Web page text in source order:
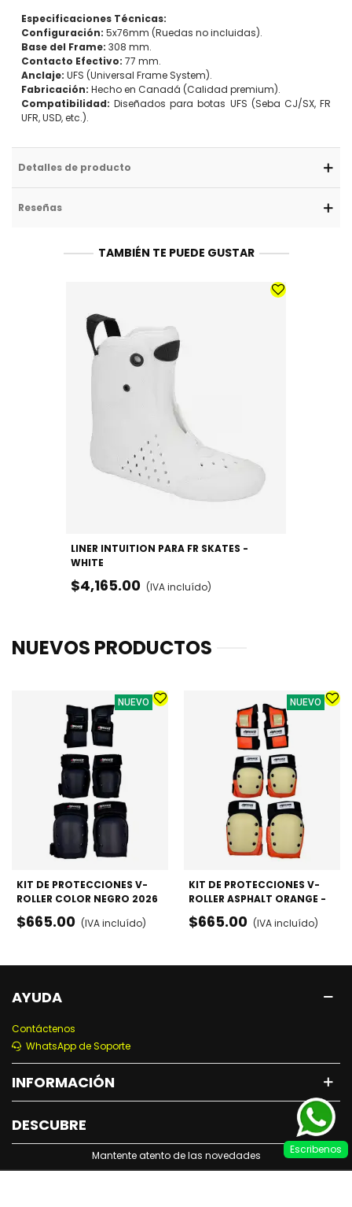
Especificaciones Técnicas:
Configuración: 5x76mm (Ruedas no incluidas).
Base del Frame: 308 mm.
Contacto Efectivo: 77 mm.
Anclaje: UFS (Universal Frame System).
Fabricación: Hecho en Canadá (Calidad premium).
Compatibilidad: Diseñados para botas UFS (Seba CJ/SX, FR
UFR, USD, etc.).
Detalles de producto
Reseñas
TAMBIÉN TE PUEDE GUSTAR
LINER INTUITION PARA FR SKATES -
WHITE
$4,165.00 (IVA incluído)
NUEVOS PRODUCTOS
NUEVO
KIT DE PROTECCIONES V-
ROLLER COLOR NEGRO 2026
- RODILLERAS, CODERAS Y
MUÑEQUERAS
$665.00 (IVA incluído)
NUEVO
KIT DE PROTECCIONES V-
ROLLER ASPHALT ORANGE -
RODILLERAS, CODERAS Y
MUÑEQUERAS
$665.00 (IVA incluído)
AYUDA
Contáctenos
WhatsApp de Soporte
INFORMACIÓN
DESCUBRE
Mantente atento de las novedades Escribenos